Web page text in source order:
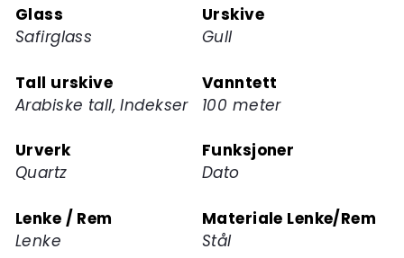
Glass
Safirglass
Urskive
Gull
Tall urskive
Arabiske tall, Indekser
Vanntett
100 meter
Urverk
Quartz
Funksjoner
Dato
Lenke / Rem
Lenke
Materiale Lenke/Rem
Stål